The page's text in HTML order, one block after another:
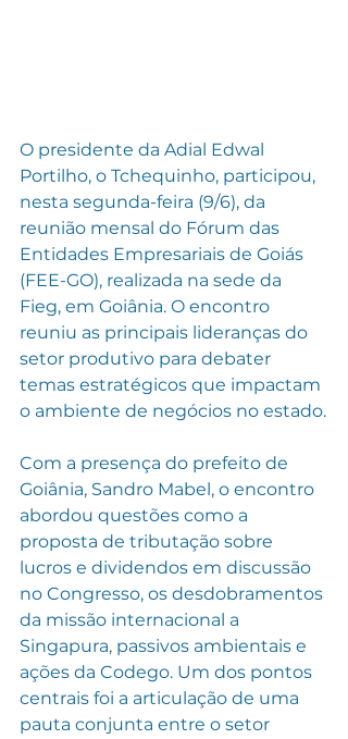
O presidente da Adial Edwal
Portilho, o Tchequinho, participou,
nesta segunda-feira (9/6), da
reunião mensal do Fórum das
Entidades Empresariais de Goiás
(FEE-GO), realizada na sede da
Fieg, em Goiânia. O encontro
reuniu as principais lideranças do
setor produtivo para debater
temas estratégicos que impactam
o ambiente de negócios no estado.
Com a presença do prefeito de
Goiânia, Sandro Mabel, o encontro
abordou questões como a
proposta de tributação sobre
lucros e dividendos em discussão
no Congresso, os desdobramentos
da missão internacional a
Singapura, passivos ambientais e
ações da Codego. Um dos pontos
centrais foi a articulação de uma
pauta conjunta entre o setor